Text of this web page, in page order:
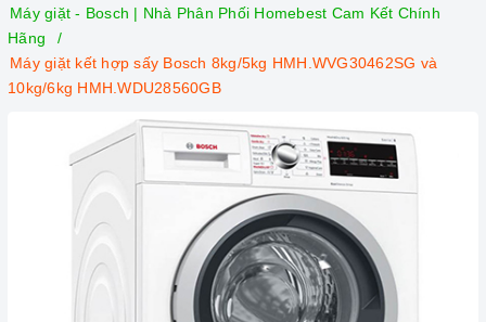
Máy giặt - Bosch | Nhà Phân Phối Homebest Cam Kết Chính
Hãng
Máy giặt kết hợp sấy Bosch 8kg/5kg HMH.WVG30462SG và
10kg/6kg HMH.WDU28560GB